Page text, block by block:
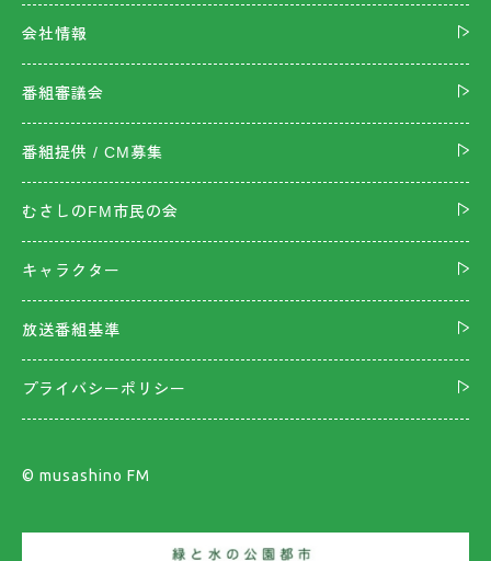
会社情報
番組審議会
番組提供 / CM募集
むさしのFM市民の会
キャラクター
放送番組基準
プライバシーポリシー
©︎ musashino FM